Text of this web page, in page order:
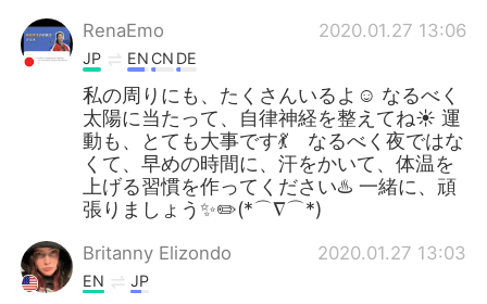
RenaEmo 2020.01.27 13:06
JP EN CN DE
私の周りにも、たくさんいるよ☺️ なるべく
太陽に当たって、自律神経を整えてね☀️ 運
動も、とても大事です💃 なるべく夜ではな
くて、早めの時間に、汗をかいて、体温を
上げる習慣を作ってください♨️ 一緒に、頑
張りましょう✨✏️(*⌒∇⌒*)
Britanny Elizondo 2020.01.27 13:03
EN JP